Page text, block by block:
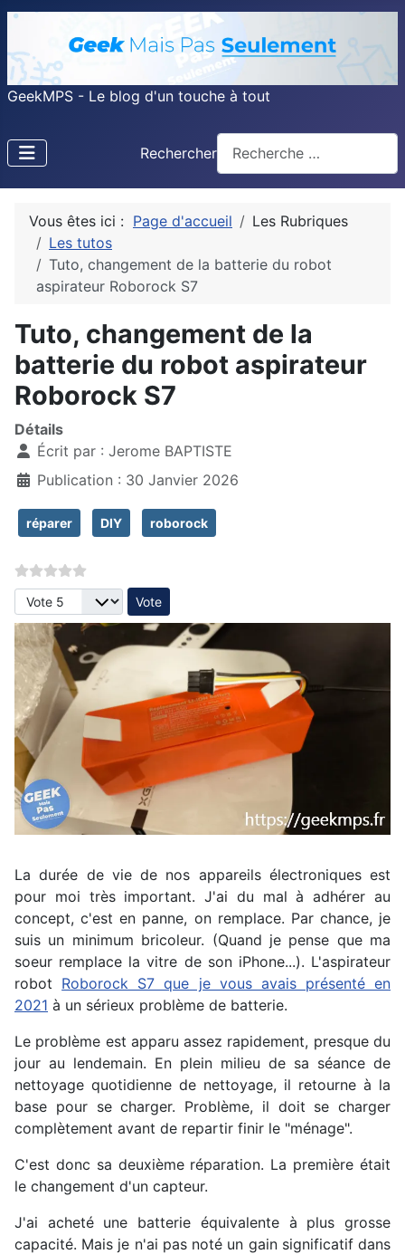
GeekMPS - Le blog d'un touche à tout
Rechercher
Vous êtes ici : Page d'accueil
Les Rubriques
Les tutos
Tuto, changement de la batterie du robot
aspirateur Roborock S7
Tuto, changement de la
batterie du robot aspirateur
Roborock S7
Détails
Écrit par : Jerome BAPTISTE
Publication : 30 Janvier 2026
réparer DIY roborock
Veuillez voter
La durée de vie de nos appareils électroniques est
pour moi très important. J'ai du mal à adhérer au
concept, c'est en panne, on remplace. Par chance, je
suis un minimum bricoleur. (Quand je pense que ma
soeur remplace la vitre de son iPhone...). L'aspirateur
robot Roborock S7 que je vous avais présenté en
2021 à un sérieux problème de batterie.
Le problème est apparu assez rapidement, presque du
jour au lendemain. En plein milieu de sa séance de
nettoyage quotidienne de nettoyage, il retourne à la
base pour se charger. Problème, il doit se charger
complètement avant de repartir finir le "ménage".
C'est donc sa deuxième réparation. La première était
le changement d'un capteur.
J'ai acheté une batterie équivalente à plus grosse
capacité. Mais je n'ai pas noté un gain significatif dans